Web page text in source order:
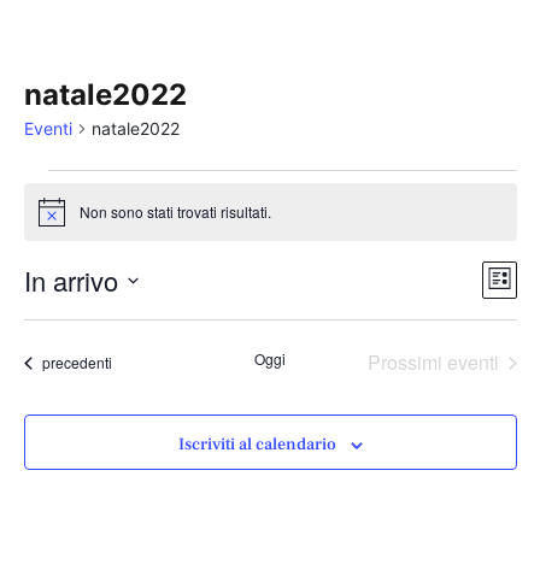
natale2022
Eventi natale2022
Notice Non sono stati trovati risultati.
Lista
In arrivo
Seleziona
data.
Eventi
precedenti Oggi Prossimi eventi
Iscriviti al calendario